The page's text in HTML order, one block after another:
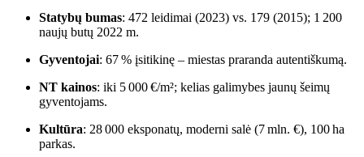
Statybų bumas: 472 leidimai (2023) vs. 179 (2015); 1 200
naujų butų 2022 m.
Gyventojai: 67 % įsitikinę – miestas praranda autentiškumą.
NT kainos: iki 5 000 €/m²; kelias galimybes jaunų šeimų
gyventojams.
Kultūra: 28 000 eksponatų, moderni salė (7 mln. €), 100 ha
parkas.